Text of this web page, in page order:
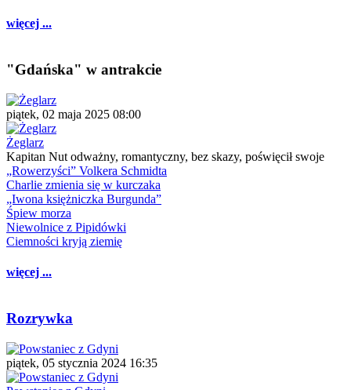
więcej ...
"Gdańska" w antrakcie
piątek, 02 maja 2025 08:00
Żeglarz
Kapitan Nut odważny, romantyczny, bez skazy, poświęcił swoje
„Rowerzyści” Volkera Schmidta
Charlie zmienia się w kurczaka
„Iwona księżniczka Burgunda”
Śpiew morza
Niewolnice z Pipidówki
Ciemności kryją ziemię
więcej ...
Rozrywka
piątek, 05 stycznia 2024 16:35